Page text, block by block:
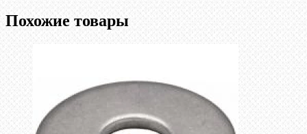
Похожие товары